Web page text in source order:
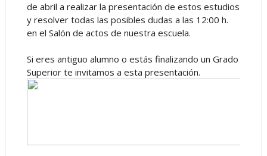
de abril a realizar la presentación de estos estudios
y resolver todas las posibles dudas a las 12:00 h.
en el Salón de actos de nuestra escuela.
Si eres antiguo alumno o estás finalizando un Grado
Superior te invitamos a esta presentación.